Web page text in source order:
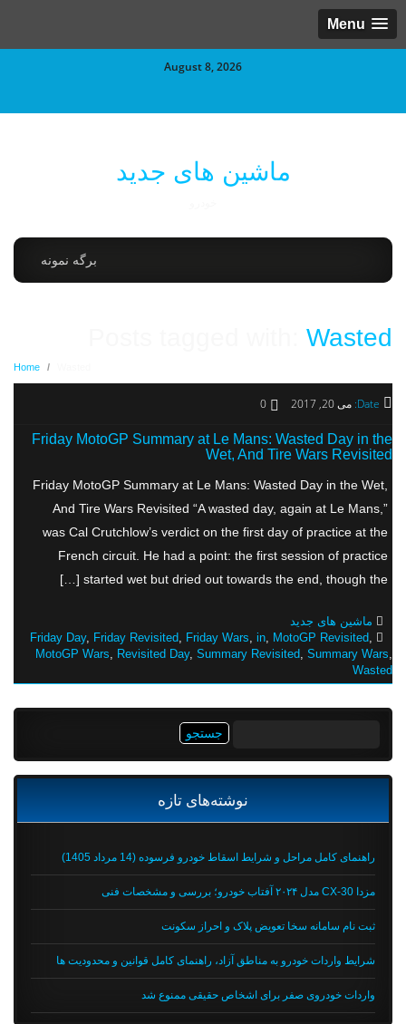
Menu
August 8, 2026
ماشین های جدید
برگه نمونه
Posts tagged with:Wasted
Home
Date: می 20, 2017 0
Friday MotoGP Summary at Le Mans: Wasted Day in the
Wet, And Tire Wars Revisited
Friday MotoGP Summary at Le Mans: Wasted Day in the Wet,
And Tire Wars Revisited “A wasted day, again at Le Mans,”
was Cal Crutchlow’s verdict on the first day of practice at the
French circuit. He had a point: the first session of practice
started wet but dried out towards the end, though the […]
ماشین های جدید
Friday Day,Friday Revisited,Friday Wars, in,MotoGP Revisited
MotoGP Wars,Revisited Day,Summary Revisited,Summary Wars
Wasted
نوشته‌های تازه
راهنمای کامل مراحل و شرایط اسقاط خودرو فرسوده (14 مرداد 1405)
مزدا CX-30 مدل ۲۰۲۴ آفتاب خودرو؛ بررسی و مشخصات فنی
ثبت نام سامانه سخا تعویض پلاک و احراز سکونت
شرایط واردات خودرو به مناطق آزاد، راهنمای کامل قوانین و محدودیت ها
واردات خودروی صفر برای اشخاص حقیقی ممنوع شد